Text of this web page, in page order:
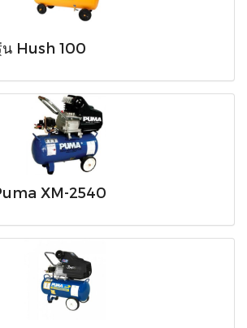
Hush 100
XM-2540